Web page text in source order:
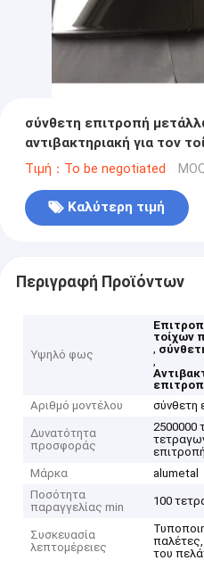
σύνθετη επιτροπή
αντιβακτηριακή για τον
Τιμή：To be negotiated
Καλύτερη τιμή
Περιγραφή Προϊόντων
Υψηλό φως
τοίχων
,
,
Αριθμό μοντέλου
σύνθετη
Δυνατότητα
προσφοράς
2500000
Μάρκα
alumetal
Ποσότητα
παραγγελίας min
100
Συσκευασία
λεπτομέρειες
του